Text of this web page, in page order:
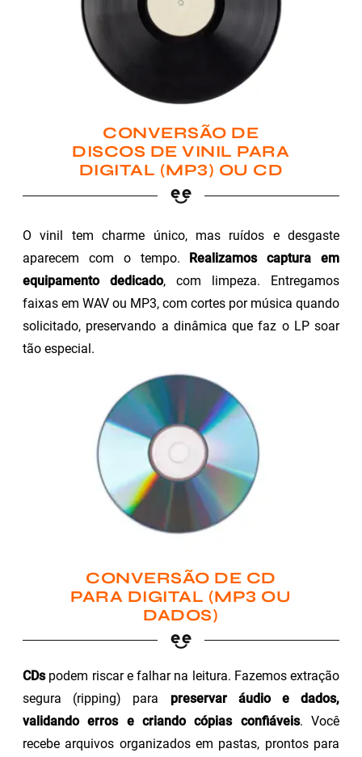
CONVERSÃO DE
DISCOS DE VINIL PARA
DIGITAL (MP3) OU CD
O vinil tem charme único, mas ruídos e desgaste
aparecem com o tempo.
Realizamos captura em
equipamento dedicado, com limpeza. Entregamos
faixas em WAV ou MP3, com cortes por música quando
solicitado, preservando a dinâmica que faz o LP soar
tão especial.
CONVERSÃO DE CD
PARA DIGITAL (MP3 OU
DADOS)
CDspodem riscar e falhar na leitura. Fazemos extração
segura (ripping) para preservar áudio e dados,
validando erros e criando cópias confiáveis. Você
recebe arquivos organizados em pastas, prontos para